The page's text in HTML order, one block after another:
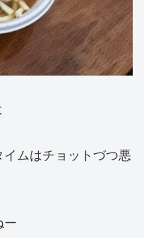
ムはチョットづつ悪
ー